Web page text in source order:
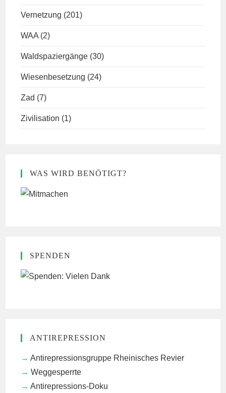
Vernetzung (201)
WAA (2)
Waldspaziergänge (30)
Wiesenbesetzung (24)
Zad (7)
Zivilisation (1)
WAS WIRD BENÖTIGT?
SPENDEN
ANTIREPRESSION
Antirepressionsgruppe Rheinisches Revier
Weggesperrte
Antirepressions-Doku